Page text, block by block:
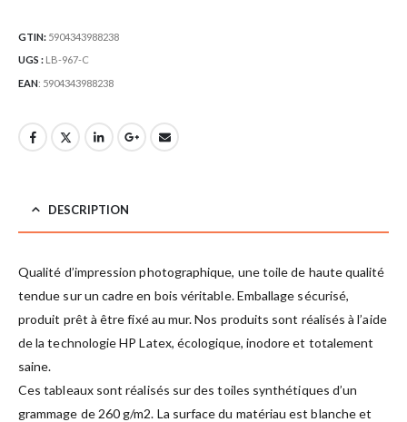
GTIN: 5904343988238
UGS : LB-967-C
EAN: 5904343988238
DESCRIPTION
Qualité d’impression photographique, une toile de haute qualité
tendue sur un cadre en bois véritable. Emballage sécurisé,
produit prêt à être fixé au mur. Nos produits sont réalisés à l’aide
de la technologie HP Latex, écologique, inodore et totalement
saine.
Ces tableaux sont réalisés sur des toiles synthétiques d’un
grammage de 260 g/m2. La surface du matériau est blanche et